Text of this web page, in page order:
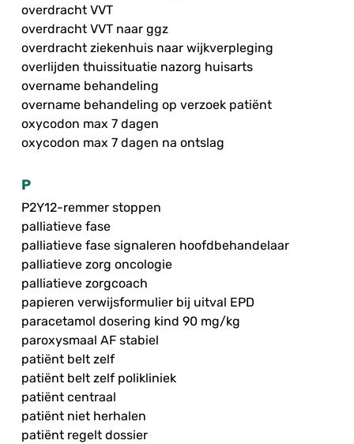
overdracht VVT
overdracht VVT naar ggz
overdracht ziekenhuis naar wijkverpleging
overlijden thuissituatie nazorg huisarts
overname behandeling
overname behandeling op verzoek patiënt
oxycodon max 7 dagen
oxycodon max 7 dagen na ontslag
P
P2Y12-remmer stoppen
palliatieve fase
palliatieve fase signaleren hoofdbehandelaar
palliatieve zorg oncologie
palliatieve zorgcoach
papieren verwijsformulier bij uitval EPD
paracetamol dosering kind 90 mg/kg
paroxysmaal AF stabiel
patiënt belt zelf
patiënt belt zelf polikliniek
patiënt centraal
patiënt niet herhalen
patiënt regelt dossier